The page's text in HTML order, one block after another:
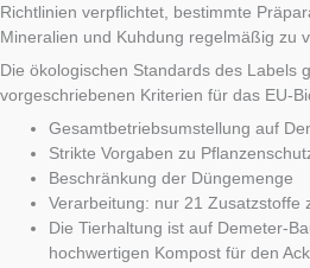
Richtlinien verpflichtet, bestimmte
Mineralien und Kuhdung regelmäßig zu
Die ökologischen Standards des Labels
vorgeschriebenen Kriterien für das EU-
Gesamtbetriebsumstellung auf
Strikte Vorgaben zu
Beschränkung der Düngemenge
Verarbeitung: nur 21 Zusatzstoffe
Die Tierhaltung ist auf Demeter-
hochwertigen Kompost für den